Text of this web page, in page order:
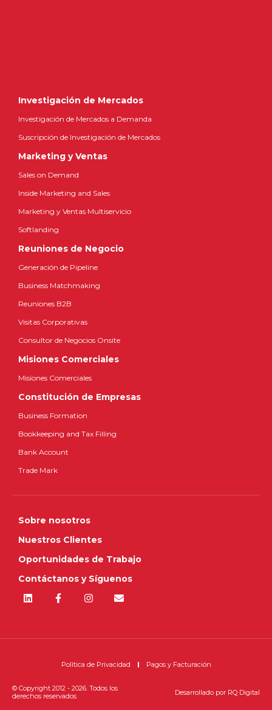
Investigación de Mercados
Investigación de Mercados a Demanda
Suscripción de Investigación de Mercados
Marketing y Ventas
Sales on Demand
Inside Marketing and Sales
Marketing y Ventas Multiservicio
Softlanding
Reuniones de Negocio
Generación de Pipeline
Business Matchmaking
Reuniones B2B
Visitas Corporativas
Consultor de Negocios Onsite
Misiones Comerciales
Misiones Comerciales
Constitución de Empresas
Business Formation
Bookkeeping and Tax Filling
Bank Account
Trade Mark
Sobre nosotros
Nuestros Clientes
Oportunidades de Trabajo
Contáctanos y Síguenos
© Copyright 2012 - 2026. Todos los
derechos reservados
Política de Privacidad Pagos y Facturación
Desarrollado por RQ Digital